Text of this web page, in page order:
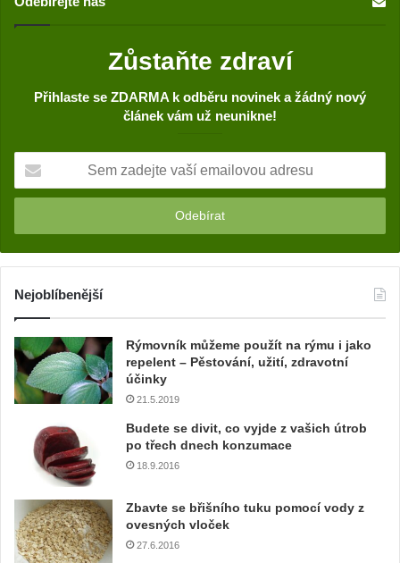
Zůstaňte zdraví
Přihlaste se ZDARMA k odběru novinek a žádný nový
článek vám už neunikne!
m
a
d
j
v
a
š
í
l
v
o
Nejoblíbenější
Rýmovník můžeme použít na rýmu i jako
repelent – Pěstování, užití, zdravotní
účinky
21.5.2019
Budete se divit, co vyjde z vašich útrob
po třech dnech konzumace
18.9.2016
Zbavte se břišního tuku pomocí vody z
ovesných vloček
27.6.2016